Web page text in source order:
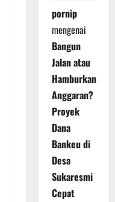
pornip
mengenai
Bangun
Jalan atau
Hamburkan
Anggaran?
Proyek
Dana
Bankeu di
Desa
Sukaresmi
Cepat